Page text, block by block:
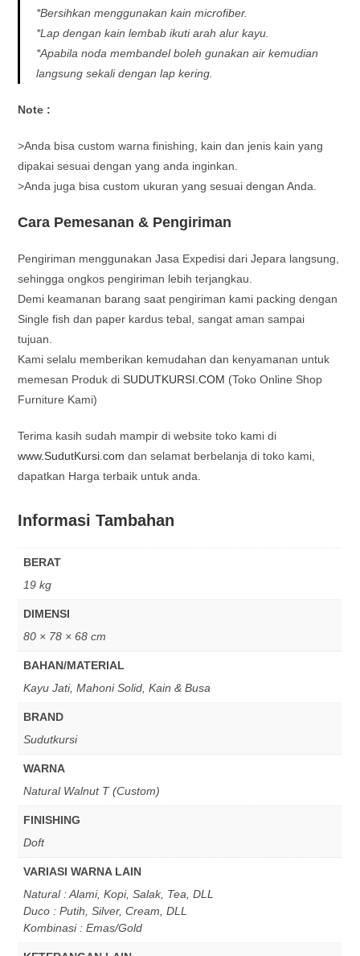
*Bersihkan menggunakan kain microfiber.
*Lap dengan kain lembab ikuti arah alur kayu.
*Apabila noda membandel boleh gunakan air kemudian
langsung sekali dengan lap kering.
Note :
>Anda bisa custom warna finishing, kain dan jenis kain yang
dipakai sesuai dengan yang anda inginkan.
>Anda juga bisa custom ukuran yang sesuai dengan Anda.
Cara Pemesanan & Pengiriman
Pengiriman menggunakan Jasa Expedisi dari Jepara langsung,
sehingga ongkos pengiriman lebih terjangkau.
Demi keamanan barang saat pengiriman kami packing dengan
Single fish dan paper kardus tebal, sangat aman sampai
tujuan.
Kami selalu memberikan kemudahan dan kenyamanan untuk
memesan Produk diSUDUTKURSI.COM (Toko Online Shop
Furniture Kami)
Terima kasih sudah mampir di website toko kami di
www.SudutKursi.com dan selamat berbelanja di toko kami,
dapatkan Harga terbaik untuk anda.
Informasi Tambahan
BERAT
19 kg
DIMENSI
80 × 78 × 68 cm
BAHAN/MATERIAL
Kayu Jati, Mahoni Solid, Kain & Busa
BRAND
Sudutkursi
WARNA
Natural Walnut T (Custom)
FINISHING
Doft
VARIASI WARNA LAIN
Natural : Alami, Kopi, Salak, Tea, DLL
Duco : Putih, Silver, Cream, DLL
Kombinasi : Emas/Gold